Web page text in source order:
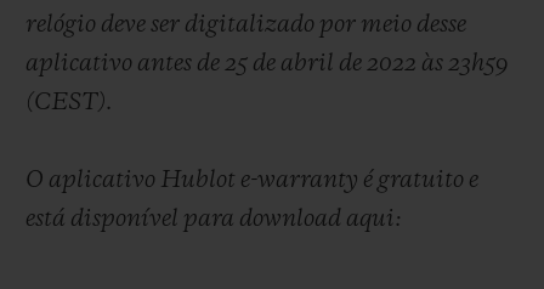
relógio deve ser digitalizado por meio desse
aplicativo antes de 25 de abril de 2022 às 23h59
(CEST).
O aplicativo Hublot e-warranty é gratuito e
está disponível para download aqui: